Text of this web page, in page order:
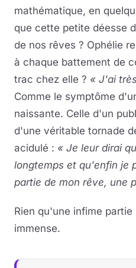
mathématique, en
que cette petite déesse
de nos rêves ? Ophélie
à chaque battement de
trac chez elle ? « J'ai
Comme le symptôme
naissante. Celle d'un
d'une véritable tornade
acidulé : « Je leur dirai
longtemps et qu'enfin je
partie de mon rêve, une
Rien qu'une infime partie
immense.